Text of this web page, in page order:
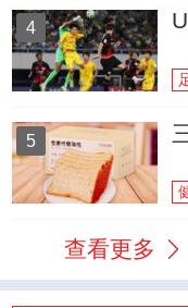
4
5
查看更多